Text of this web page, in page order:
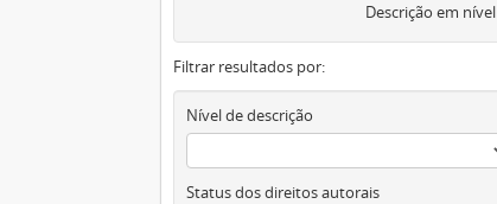
Descrição em
Filtrar resultados por:
Nível de descrição
Status dos direitos autorais